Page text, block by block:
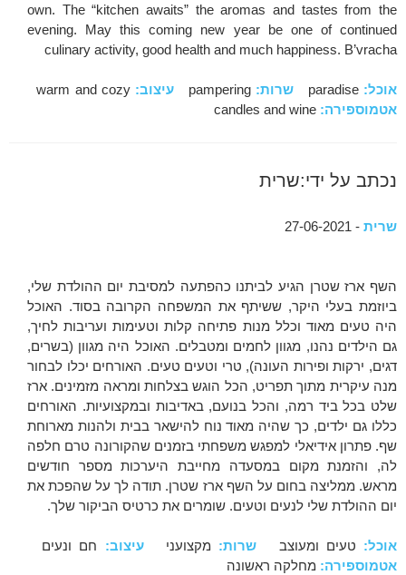
own. The “kitchen awaits” the aromas and tastes from the
evening. May this coming new year be one of continued
culinary activity, good health and much happiness. B’vracha
אוכל: paradise שרות: pampering עיצוב: warm and cozy
אטמוספירה:
נכתב על ידי:שרית
שרית - 27-06-2021
השף ארז שטרן הגיע לביתנו כהפתעה למסיבת יום ההולדת שלי,
ביוזמת בעלי היקר, ששיתף את המשפחה הקרובה בסוד. האוכל
היה טעים מאוד וכלל מנות פתיחה קלות וטעימות ועריבות לחיך,
גם הילדים נהנו, מגוון לחמים ומטבלים. האוכל היה מגוון (בשרים,
דגים, ירקות ופירות העונה), טרי וטעים טעים. האורחים יכלו לבחור
מנה עיקרית מתוך תפריט, הכל הוגש בצלחות ומראה מזמינים. ארז
שלט בכל ביד רמה, והכל בנועם, באדיבות ובמקצועיות. האורחים
כללו גם ילדים, כך שהיה מאוד נוח להישאר בבית ולהנות מארוחת
שף. פתרון אידיאלי למפגש משפחתי בזמנים שהקורונה טרם חלפה
לה, והזמנת מקום במסעדה מחייבת היערכות מספר חודשים
מראש. ממליצה בחום על השף ארז שטרן. תודה לך על שהפכת את
יום ההולדת שלי לנעים וטעים. שומרים את כרטיס הביקור שלך.
אוכל: טעים ומעוצב שרות: מקצועניעיצוב: חם ונעים
אטמוספירה: מחלקה ראשונה